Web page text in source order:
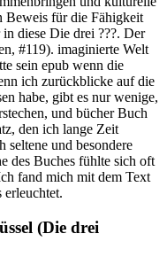
Beweis für die Fähigkeit
diese Die drei ???. Der
#119). imaginierte Welt
sein epub wenn die
ich zurückblicke auf die
habe, gibt es nur wenige,
und bücher Buch
den ich lange Zeit
seltene und besondere
des Buches fühlte sich oft
fand mich mit dem Text
(Die drei